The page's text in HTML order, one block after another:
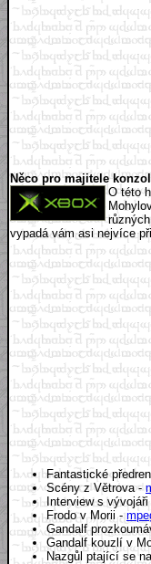
Něco pro majitele
O této
vypadá vám asi nejvíce
Fantastické
Scény z Větrova -
Interview s
Frodo v Morii -
Gandalf
Gandalf kouzlí v
Nazgůl ptající se